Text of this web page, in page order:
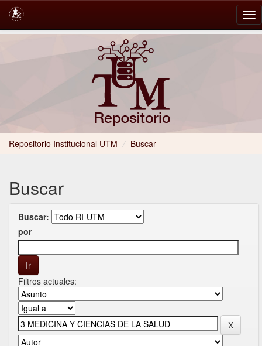
Repositorio Institucional UTM / Buscar
Buscar
Buscar:
por
Filtros actuales: